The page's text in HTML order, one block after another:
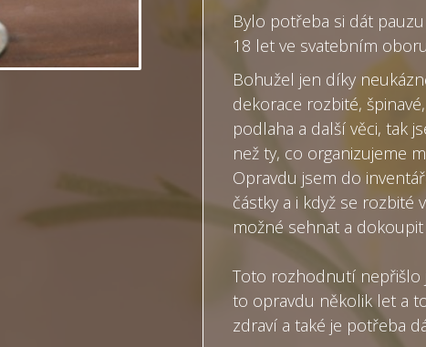
Bylo potřeba si dát
18 let ve svatebním
Bohužel jen díky
dekorace rozbité,
podlaha a další věci, tak
než ty, co organizujeme
Opravdu jsem do
částky a i když se
možné sehnat a
Toto rozhodnutí nepřišlo
to opravdu několik let a
zdraví a také je potřeba